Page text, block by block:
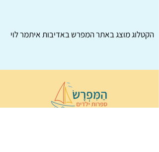
הקטלוג מוצג באתרהמפרשבאדיבות איתמר לוי